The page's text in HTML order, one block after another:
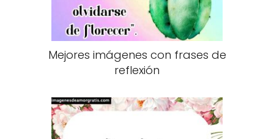
Mejores imágenes con frases de
reflexión